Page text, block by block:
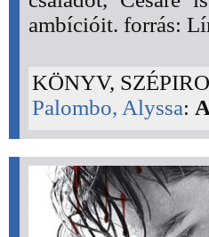
ambícióit. forrás:
KÖNYV,
Palombo, Alyssa: